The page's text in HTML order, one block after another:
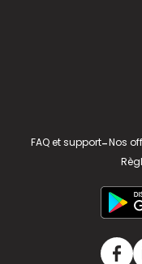
FAQ et support-Nos